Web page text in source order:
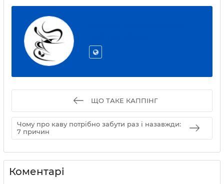
ЩО ТАКЕ КАППІНГ
Чому про каву потрібно забути раз і назавжди:
7 причин
Коментарі